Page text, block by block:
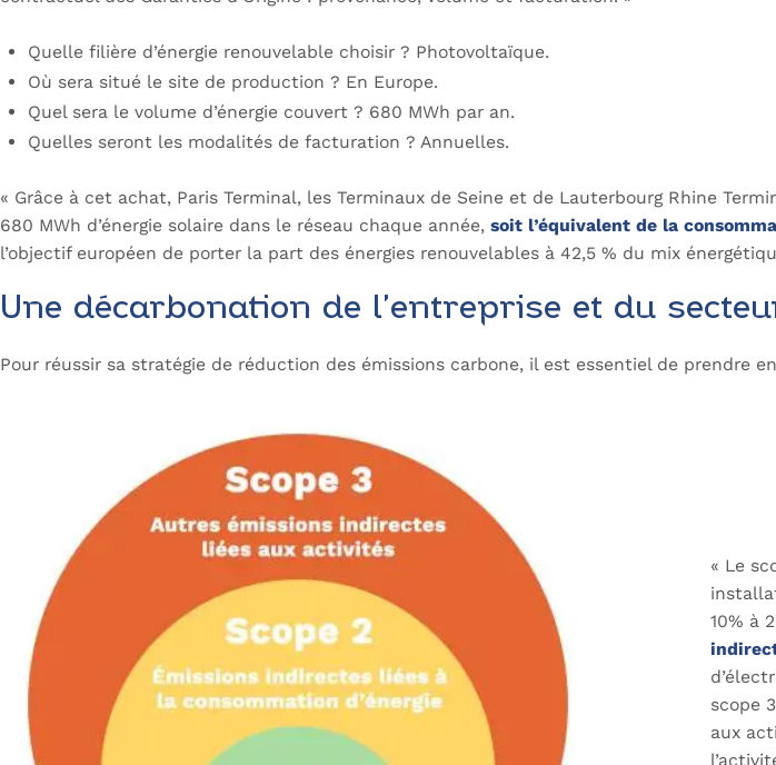
Quelle filière d’énergie renouvelable choisir ? Photovoltaïque.
Où sera situé le site de production ? En Europe.
Quel sera le volume d’énergie couvert ? 680 MWh par an.
Quelles seront les modalités de facturation ? Annuelles.
« Grâce à cet achat, Paris Terminal, les Terminaux de Seine et de Lauterbourg Rhine
680 MWh d’énergie solaire dans le réseau chaque année, soit l’équivalent de la
l’objectif européen de porter la part des énergies renouvelables à 42,5 % du mix
Une décarbonation de l’entreprise et du
Pour réussir sa stratégie de réduction des émissions carbone, il est essentiel de prendre
« Le
10% à
scope
aux